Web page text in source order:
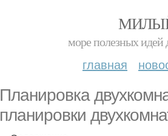
море полезных идей
главная
Планировка
планировки